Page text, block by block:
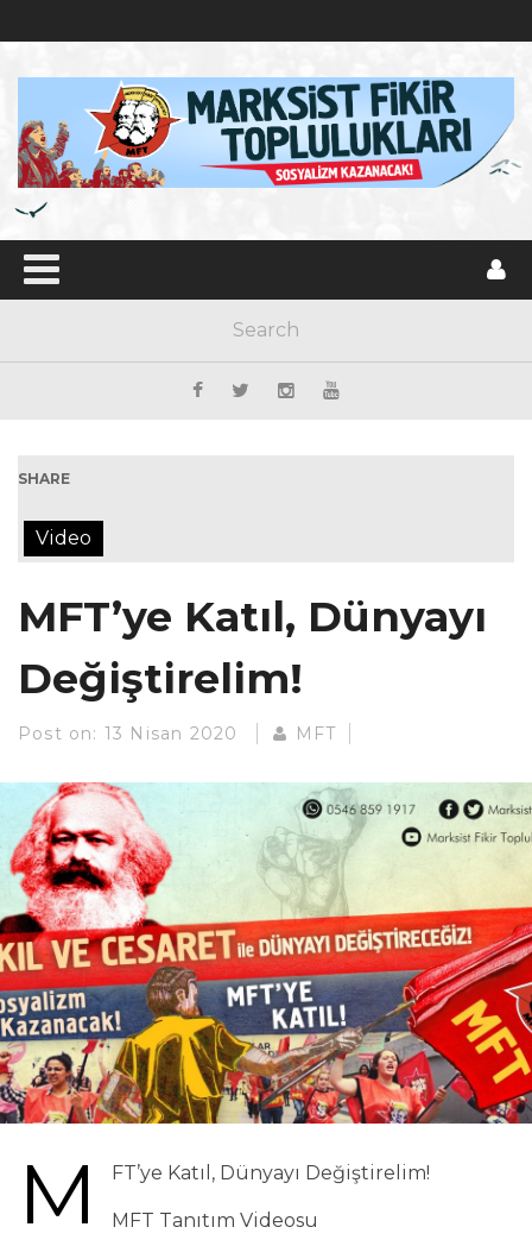
SHARE
Video
MFT’ye Katıl, Dünyayı
Değiştirelim!
Post on: 13 Nisan 2020 MFT
M FT’ye Katıl, Dünyayı Değiştirelim!
MFT Tanıtım Videosu